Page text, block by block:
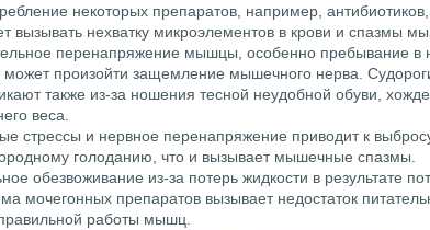
некоторых препаратов, например,
вызывать нехватку микроэлементов в крови и спазмы
перенапряжение мышцы, особенно пребывание в
может произойти защемление мышечного нерва.
также из-за ношения тесной неудобной обуви,
веса.
стрессы и нервное перенапряжение приводит к
голоданию, что и вызывает мышечные спазмы.
обезвоживание из-за потерь жидкости в результате
мочегонных препаратов вызывает недостаток
работы мышц.